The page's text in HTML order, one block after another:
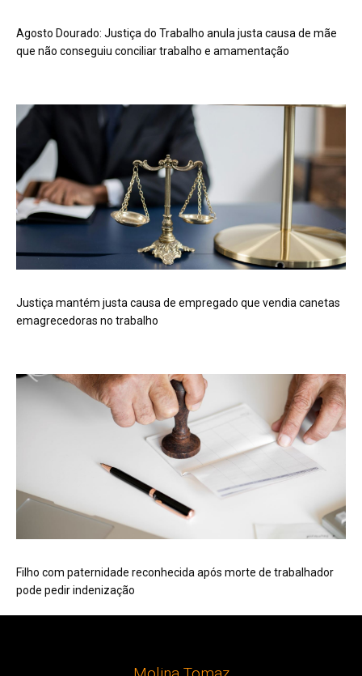
Agosto Dourado: Justiça do Trabalho anula justa causa de mãe
que não conseguiu conciliar trabalho e amamentação
Justiça mantém justa causa de empregado que vendia canetas
emagrecedoras no trabalho
Filho com paternidade reconhecida após morte de trabalhador
pode pedir indenização